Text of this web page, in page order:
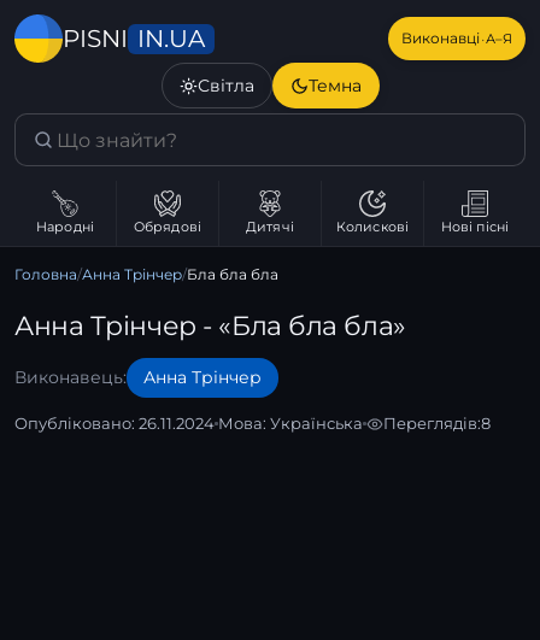
PISNI IN.UA Виконавці·А–Я
Світла Темна
Народні Обрядові Дитячі Колискові Нові пісні
Головна/Анна Трінчер/Бла бла бла
Анна Трінчер - «Бла бла бла»
Виконавець: Анна Трінчер
Опубліковано: 26.11.2024 Мова: Українська Переглядів:8